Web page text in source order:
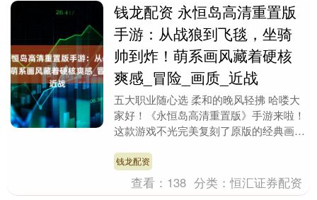
钱龙配资 永恒岛高清重置版
手游：从战狼到飞毯，坐骑
帅到炸！萌系画风藏着硬核
爽感_冒险_画质_近战
五大职业随心选 柔和的晚风轻拂 哈喽大
家好！《永恒岛高清重置版》手游来啦！
这款游戏不光完美复刻了原版的经典画
飙升的高清版本。....
钱龙配资
查看： 138 分类：恒汇证券配资